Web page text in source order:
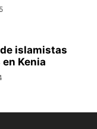
islamistas
Kenia